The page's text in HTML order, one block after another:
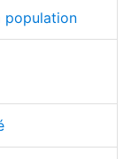
population